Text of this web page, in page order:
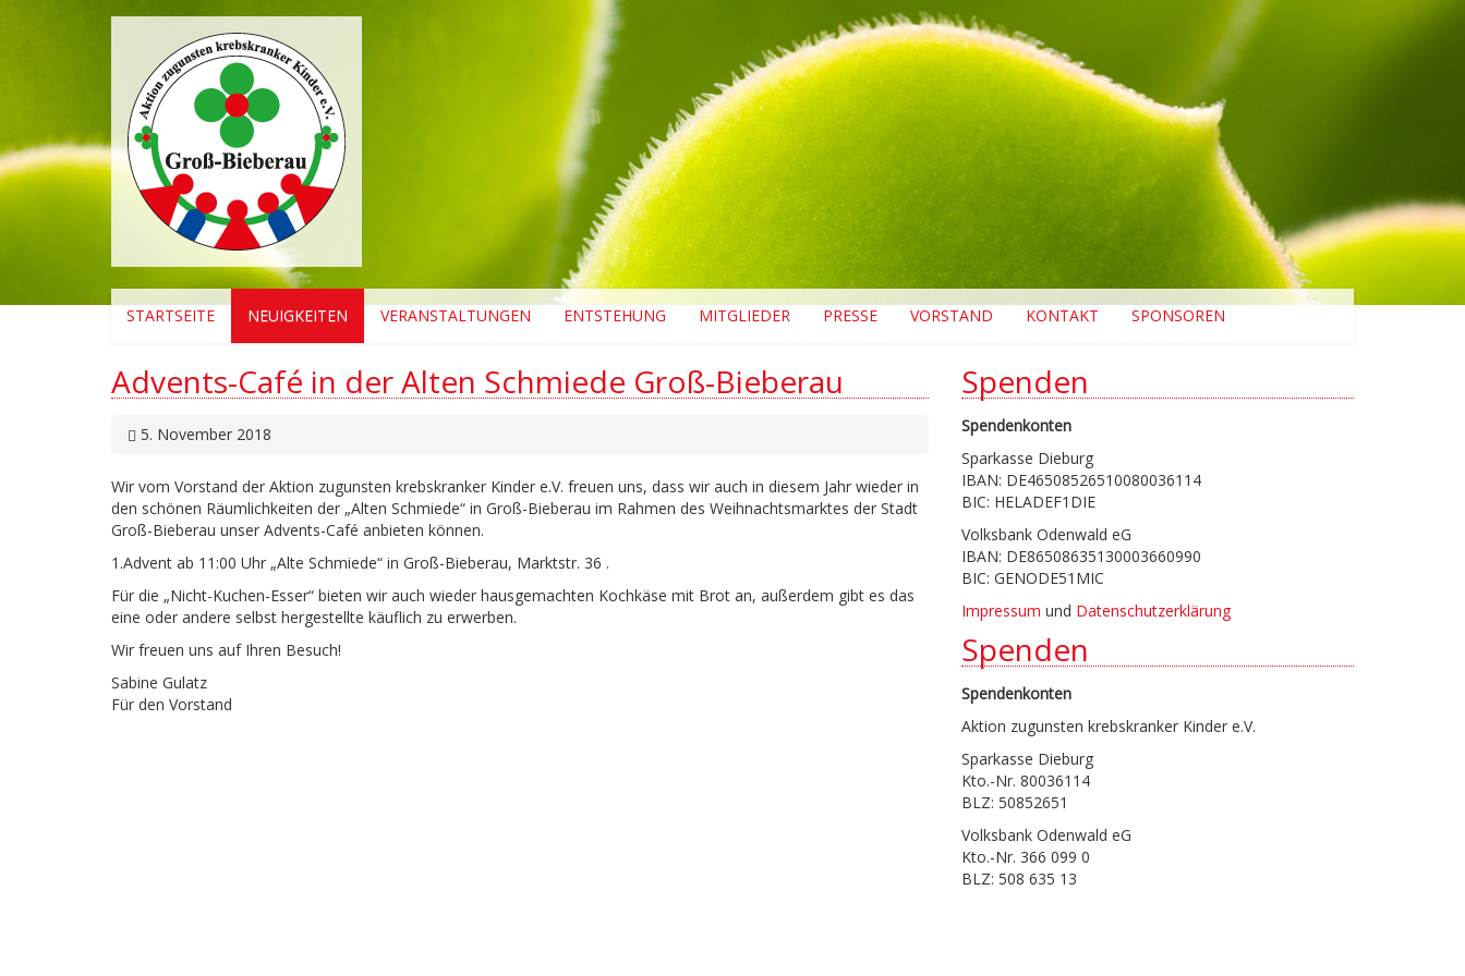
STARTSEITE NEUIGKEITEN VERANSTALTUNGEN ENTSTEHUNG MITGLIEDER PRESSE VORSTAND KONTAKT SPONSOREN
Advents-Café in der Alten Schmiede Groß-Bieberau
5. November 2018
Wir vom Vorstand der Aktion zugunsten krebskranker Kinder e.V. freuen uns, dass wir auch in diesem Jahr wieder in
den schönen Räumlichkeiten der „Alten Schmiede“ in Groß-Bieberau im Rahmen des Weihnachtsmarktes der Stadt
Groß-Bieberau unser Advents-Café anbieten können.
1.Advent ab 11:00 Uhr „Alte Schmiede“ in Groß-Bieberau, Marktstr. 36 .
Für die „Nicht-Kuchen-Esser“ bieten wir auch wieder hausgemachten Kochkäse mit Brot an, außerdem gibt es das
eine oder andere selbst hergestellte käuflich zu erwerben.
Wir freuen uns auf Ihren Besuch!
Sabine Gulatz
Für den Vorstand
Spenden
Spendenkonten
Sparkasse Dieburg
IBAN: DE46508526510080036114
BIC: HELADEF1DIE
Volksbank Odenwald eG
IBAN: DE86508635130003660990
BIC: GENODE51MIC
Impressum und Datenschutzerklärung
Spenden
Spendenkonten
Aktion zugunsten krebskranker Kinder e.V.
Sparkasse Dieburg
Kto.-Nr. 80036114
BLZ: 50852651
Volksbank Odenwald eG
Kto.-Nr. 366 099 0
BLZ: 508 635 13